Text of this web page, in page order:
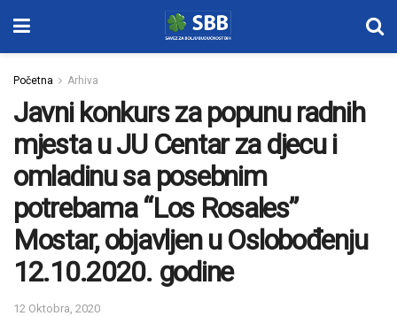
Početna Arhiva
Javni konkurs za popunu radnih
mjesta u JU Centar za djecu i
omladinu sa posebnim
potrebama “Los Rosales”
Mostar, objavljen u Oslobođenju
12.10.2020. godine
12 Oktobra, 2020